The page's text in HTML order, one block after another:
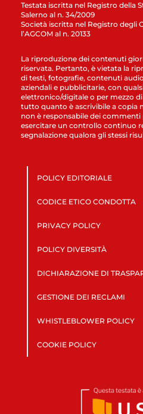
Testata iscritta nel Registro della
Salerno al n. 34/2009
Società iscritta nel Registro degli
l’AGCOM al n. 20133
La riproduzione dei contenuti
riservata. Pertanto, è vietata la
di testi, fotografie, contenuti
aziendali e pubblicitarie, con
elettronico/digitale o per mezzo
tutto quanto è ascrivibile a copia
non è responsabile dei
esercitare un controllo continuo
segnalazione qualora gli stessi
POLICY EDITORIALE
CODICE ETICO CONDOTTA
PRIVACY POLICY
POLICY DIVERSITÀ
DICHIARAZIONE DI
GESTIONE DEI RECLAMI
WHISTLEBLOWER POLICY
COOKIE POLICY